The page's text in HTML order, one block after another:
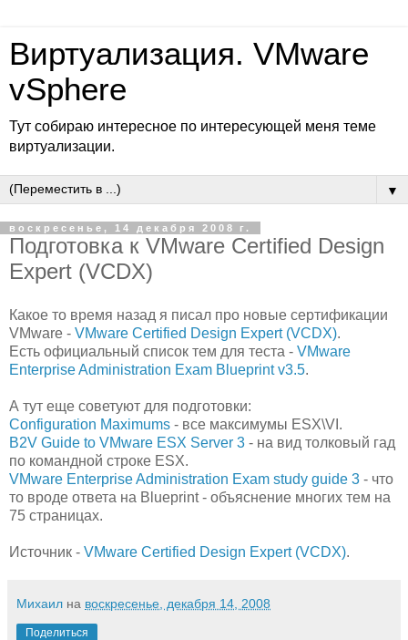
Виртуализация. VMware
vSphere
Тут собираю интересное по интересующей меня теме
виртуализации.
▼
воскресенье, 14 декабря 2008 г.
Подготовка к VMware Certified Design
Expert (VCDX)
Какое то время назад я писал про новые сертификации
VMware - VMware Certified Design Expert (VCDX).
Есть официальный список тем для теста - VMware
Enterprise Administration Exam Blueprint v3.5.
А тут еще советуют для подготовки:
Configuration Maximums - все максимумы ESX\VI.
B2V Guide to VMware ESX Server 3 - на вид толковый гад
по командной строке ESX.
VMware Enterprise Administration Exam study guide 3 - что
то вроде ответа на Blueprint - объяснение многих тем на
75 страницах.
Источник - VMware Certified Design Expert (VCDX).
Михаил на воскресенье, декабря 14, 2008
Поделиться